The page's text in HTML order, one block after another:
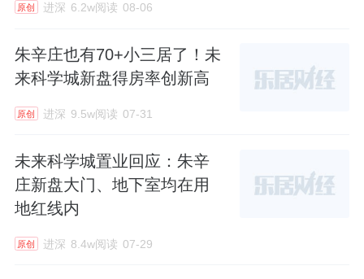
原创 进深 6.2w阅读 08-06
朱辛庄也有70+小三居了！未
来科学城新盘得房率创新高
原创 进深 9.5w阅读 07-31
未来科学城置业回应：朱辛
庄新盘大门、地下室均在用
地红线内
原创 进深 8.4w阅读 07-29